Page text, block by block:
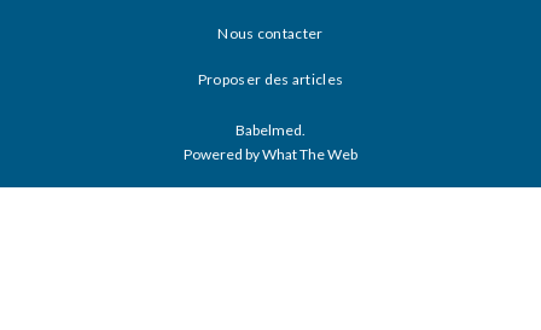
Nous contacter
Proposer des articles
Babelmed.
Powered by What The Web